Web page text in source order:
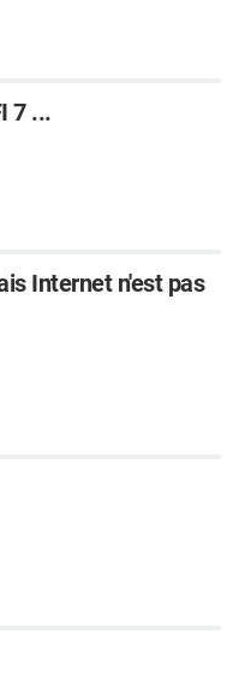
7 ...
Internet n'est pas